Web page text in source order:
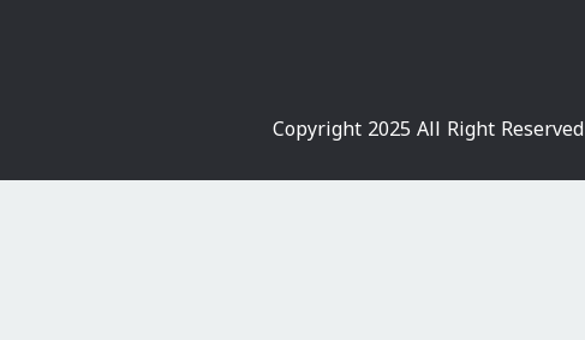
Copyright 2025 All Right Reserved